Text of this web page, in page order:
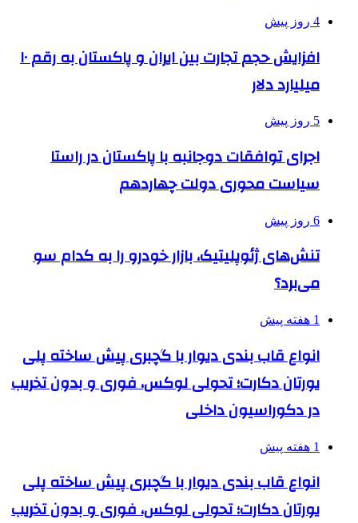
4 روز پیش
افزایش حجم تجارت بین ایران و پاکستان به رقم ۱۰
میلیارد دلار
5 روز پیش
اجرای توافقات دوجانبه با پاکستان در راستا
سیاست محوری دولت چهاردهم
6 روز پیش
تنش‌های ژئوپلیتیک، بازار خودرو را به کدام سو
می‌برد؟
1 هفته پیش
انواع قاب بندی دیوار با گچبری پیش ساخته پلی
یورتان دکارت؛ تحولی لوکس، فوری و بدون تخریب
در دکوراسیون داخلی
1 هفته پیش
انواع قاب بندی دیوار با گچبری پیش ساخته پلی
یورتان دکارت؛ تحولی لوکس، فوری و بدون تخریب